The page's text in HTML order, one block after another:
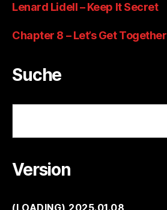
Lenard Lidell – Keep It Secret
Chapter 8 – Let’s Get Together
Suche
Version
(LOADING) 2025.01.08